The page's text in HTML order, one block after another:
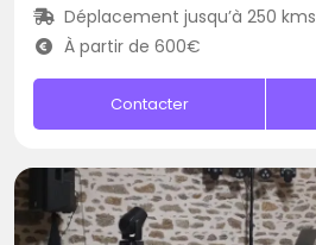
Déplacement jusqu’à 250 kms
À partir de 600€
Contacter